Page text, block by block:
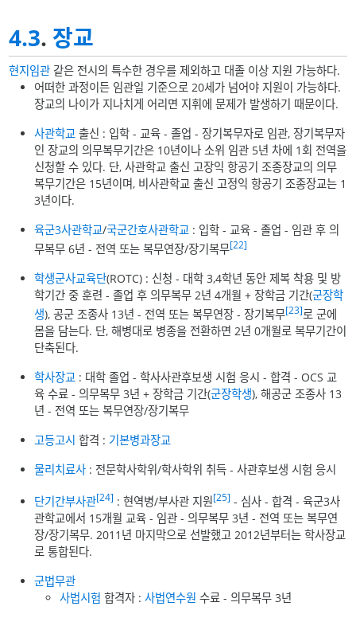
4.3. 장교
현지임관 같은 전시의 특수한 경우를 제외하고 대졸 이상 지원 가능하다.
어떠한 과정이든 임관일 기준으로 20세가 넘어야 지원이 가능하다.
장교의 나이가 지나치게 어리면 지휘에 문제가 발생하기 때문이다.
사관학교 출신 : 입학 - 교육 - 졸업 - 장기복무자로 임관, 장기복무자
인 장교의 의무복무기간은 10년이나 소위 임관 5년 차에 1회 전역을
신청할 수 있다. 단, 사관학교 출신 고장익 항공기 조종장교의 의무
복무기간은 15년이며, 비사관학교 출신 고정익 항공기 조종장교는 1
3년이다.
육군3사관학교/국군간호사관학교 : 입학 - 교육 - 졸업 - 임관 후 의
무복무 6년 - 전역 또는 복무연장/장기복무[22]
학생군사교육단(ROTC) : 신청 - 대학 3,4학년 동안 제복 착용 및 방
학기간 중 훈련 - 졸업 후 의무복무 2년 4개월 + 장학금 기간(군장학
생), 공군 조종사 13년 - 전역 또는 복무연장 - 장기복무[23]로 군에
몸을 담는다. 단, 해병대로 병종을 전환하면 2년 0개월로 복무기간이
단축된다.
학사장교 : 대학 졸업 - 학사사관후보생 시험 응시 - 합격 - OCS 교
육 수료 - 의무복무 3년 + 장학금 기간(군장학생), 해공군 조종사 13
년 - 전역 또는 복무연장/장기복무
고등고시 합격 : 기본병과장교
물리치료사 : 전문학사학위/학사학위 취득 - 사관후보생 시험 응시
단기간부사관[24] : 현역병/부사관 지원[25] - 심사 - 합격 - 육군3사
관학교에서 15개월 교육 - 임관 - 의무복무 3년 - 전역 또는 복무연
장/장기복무. 2011년 마지막으로 선발했고 2012년부터는 학사장교
로 통합된다.
군법무관
사법시험 합격자 :사법연수원 수료 - 의무복무 3년